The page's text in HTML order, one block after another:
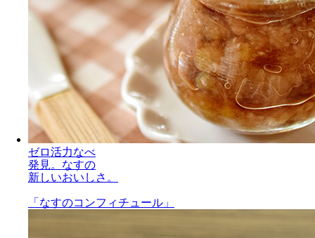
ゼロ活力なべ
発見。なすの
新しいおいしさ。
「なすのコンフィチュール」